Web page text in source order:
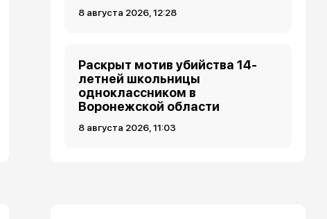
8 августа 2026, 12:28
Раскрыт мотив убийства 14-
летней школьницы
одноклассником в
Воронежской области
8 августа 2026, 11:03